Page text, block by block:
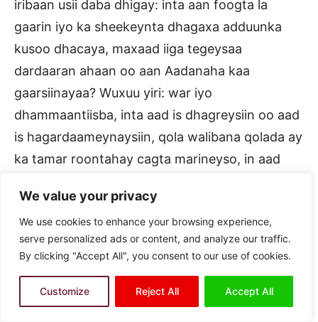
We value your privacy
We use cookies to enhance your browsing experience,
serve personalized ads or content, and analyze our traffic.
By clicking "Accept All", you consent to our use of cookies.
Customize Reject All Accept All
iribaan usii daba dhigay: inta aan foogta la
gaarin iyo ka sheekeynta dhagaxa adduunka
kusoo dhacaya, maxaad iiga tegeysaa
dardaaran ahaan oo aan Aadanaha kaa
gaarsiinayaa? Wuxuu yiri: war iyo
dhammaantiisba, inta aad is dhagreysiin oo aad
is hagardaameynaysiin, qola walibana qolada ay
ka tamar roontahay cagta marineyso, in aad
Marar badan ayaana hore laydin la dardaarmay
oo abwaan iyo indheergaradba waa idinku
daaleen. Laashin:Cabdulle Raagge Taaraawiil
labaatanaad idiin tilmaamay waxa aad